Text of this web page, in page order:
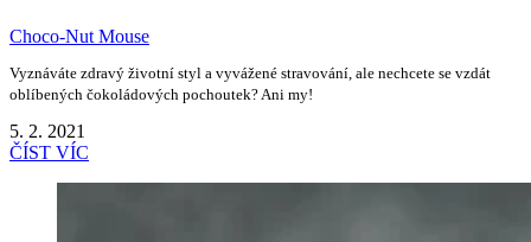
Choco-Nut Mouse
Vyznáváte zdravý životní styl a vyvážené stravování, ale nechcete se vzdát
oblíbených čokoládových pochoutek? Ani my!
5. 2. 2021
ČÍST VÍC